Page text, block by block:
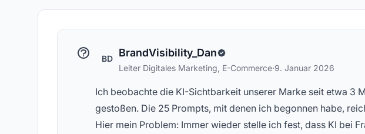
Konzepte zur KI-Sichtbarkeit
gestellte Fragen
BD BrandVisibility_Dan
Leiter Digitales Marketing, E-Commerce·9. Januar 2026
Ich beobachte die KI-Sichtbarkeit unserer Marke seit etwa 3
gestoßen. Die 25 Prompts, mit denen ich begonnen habe,
Hier mein Problem: Immer wieder stelle ich fest, dass KI bei